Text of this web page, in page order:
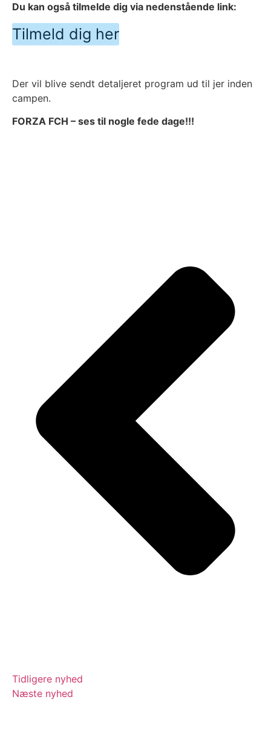
Du kan også tilmelde dig via nedenstående link:
Tilmeld dig her
Der vil blive sendt detaljeret program ud til jer inden
campen.
FORZA FCH – ses til nogle fede dage!!!
Tidligere nyhed
Næste nyhed